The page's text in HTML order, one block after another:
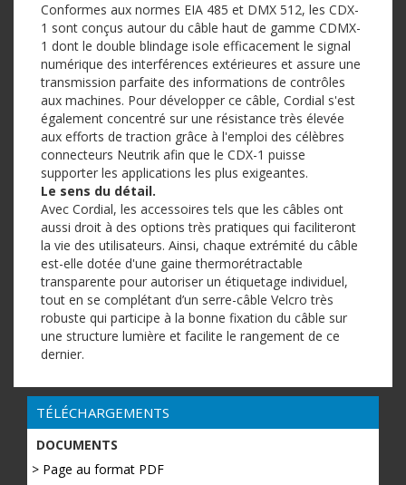
Conformes aux normes EIA 485 et DMX 512, les CDX-
1 sont conçus autour du câble haut de gamme CDMX-
1 dont le double blindage isole efficacement le signal
numérique des interférences extérieures et assure une
transmission parfaite des informations de contrôles
aux machines. Pour développer ce câble, Cordial s'est
également concentré sur une résistance très élevée
aux efforts de traction grâce à l'emploi des célèbres
connecteurs Neutrik afin que le CDX-1 puisse
supporter les applications les plus exigeantes.
Le sens du détail.
Avec Cordial, les accessoires tels que les câbles ont
aussi droit à des options très pratiques qui faciliteront
la vie des utilisateurs. Ainsi, chaque extrémité du câble
est-elle dotée d'une gaine thermorétractable
transparente pour autoriser un étiquetage individuel,
tout en se complétant d’un serre-câble Velcro très
robuste qui participe à la bonne fixation du câble sur
une structure lumière et facilite le rangement de ce
dernier.
TÉLÉCHARGEMENTS
DOCUMENTS
> Page au format PDF